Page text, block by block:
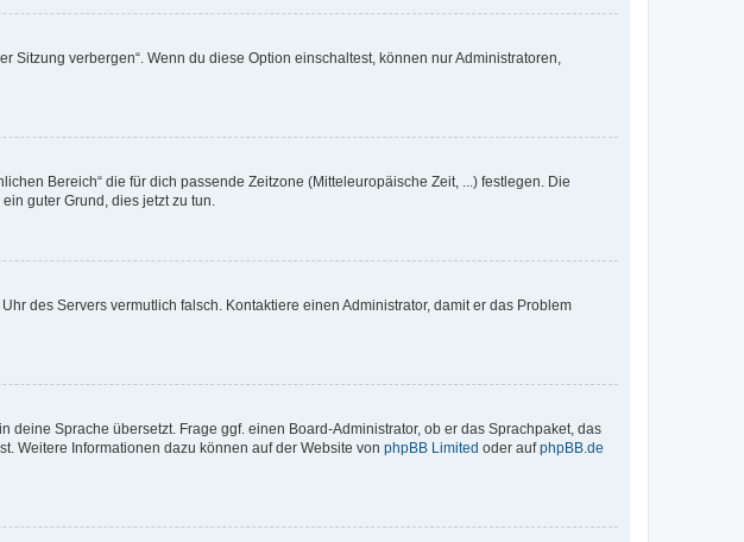
verbergen“. Wenn du diese Option einschaltest, können nur Administratoren,
Bereich“ die für dich passende Zeitzone (Mitteleuropäische Zeit, ...) festlegen. Die
guter Grund, dies jetzt zu tun.
des Servers vermutlich falsch. Kontaktiere einen Administrator, damit er das Problem
Sprache übersetzt. Frage ggf. einen Board-Administrator, ob er das Sprachpaket, das
Weitere Informationen dazu können auf der Website von phpBB Limited oder aufphpBB.de